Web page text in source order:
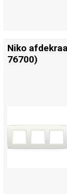
Niko
76700)